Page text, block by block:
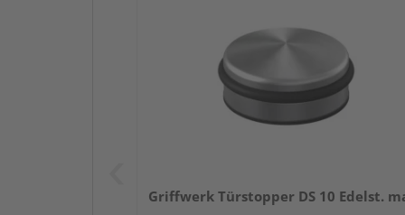
Griffwerk Türstopper DS 10 Edelst.